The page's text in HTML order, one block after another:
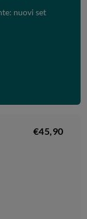
nuovi set
€45,90